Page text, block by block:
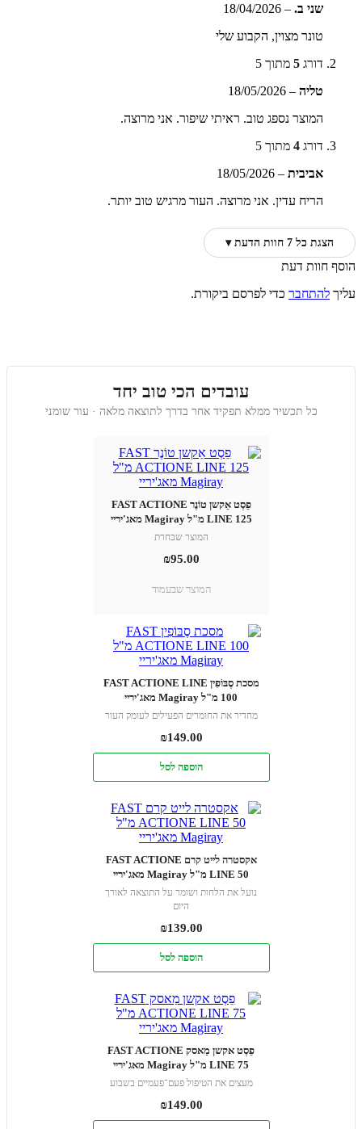
שני ב. –
18/04/2026
טונר מצוין, הקבוע שלי
דורג 5 מתוך 5
טליה –
18/05/2026
המוצר נספג טוב. ראיתי שיפור. אני מרוצה.
דורג 4 מתוך 5
אביבית –
18/05/2026
הריח עדין. אני מרוצה. העור מרגיש טוב יותר.
הצגת כל 7 חוות הדעת ▾
הוסף חוות דעת
עליך להתחבר כדי לפרסם ביקורת.
עובדים הכי טוב יחד
כל תכשיר ממלא תפקיד אחר בדרך לתוצאה מלאה · עור שומני
פֵסְט אֵקשן טוֹנֶר FAST ACTIONE
LINE 125 מ"ל Magiray מאג'יריי
המוצר שבחרת
₪95.00
המוצר שבעמוד
מסכת סֶבּוֹפִין FAST ACTIONE LINE
100 מ"ל Magiray מאג'יריי
מחדיר את החומרים הפעילים לעומק העור
₪149.00
הוספה לסל
אקסטרה לייט קרם FAST ACTIONE
LINE 50 מ"ל Magiray מאג'יריי
נועל את הלחות ושומר על התוצאה לאורך
היום
₪139.00
הוספה לסל
פֵסְט אקשן מַאסק FAST ACTIONE
LINE 75 מ"ל Magiray מאג'יריי
מעצים את הטיפול פעם־פעמיים בשבוע
₪149.00